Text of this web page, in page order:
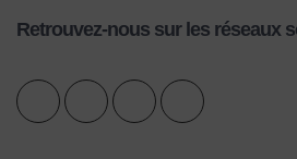
Retrouvez-nous sur les réseaux